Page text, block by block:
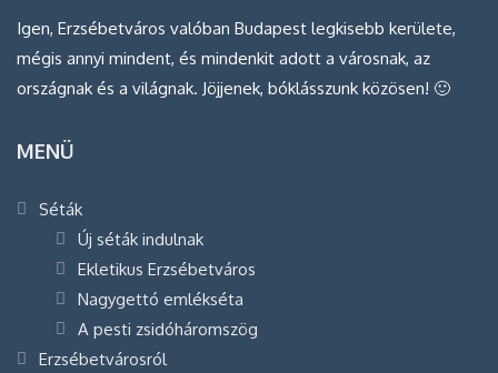
Igen, Erzsébetváros valóban Budapest legkisebb kerülete,
mégis annyi mindent, és mindenkit adott a városnak, az
országnak és a világnak. Jöjjenek, bóklásszunk közösen! 🙂
MENÜ
Séták
Új séták indulnak
Ekletikus Erzsébetváros
Nagygettó emlékséta
A pesti zsidóháromszög
Erzsébetvárosról